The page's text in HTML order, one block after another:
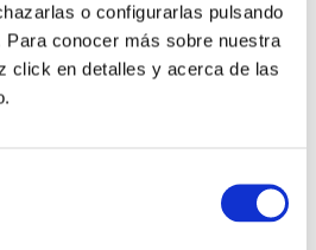
o configurarlas pulsando
Para conocer más sobre nuestra
click en detalles y acerca de las
productivo de los agentes se
crítico cuando se opera desde
a fin de
garantizar que los